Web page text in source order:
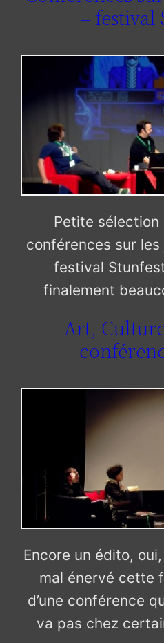
– festival
Petite
conférences sur
festival
finalement
Art,
Encore un édito,
mal énervé cette
d’une conférence
va pas chez